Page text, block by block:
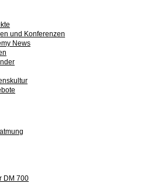
und Konferenzen
News
DM 700